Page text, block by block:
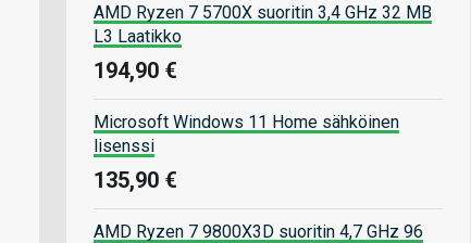
AMD Ryzen 7 5700X suoritin 3,4 GHz 32 MB
L3 Laatikko
194,90 €
Microsoft Windows 11 Home sähköinen
lisenssi
135,90 €
AMD Ryzen 7 9800X3D suoritin 4,7 GHz 96